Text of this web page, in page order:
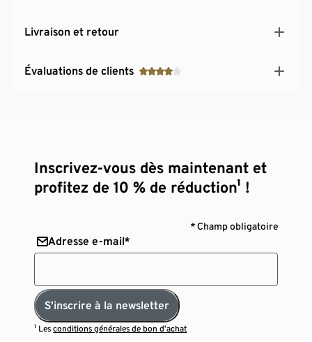
Livraison et retour
Évaluations de clients
Inscrivez-vous dès maintenant et
profitez de 10 % de réduction¹ !
* Champ obligatoire
Adresse e-mail*
S'inscrire à la newsletter
¹ Lesconditions générales de bon d’achat